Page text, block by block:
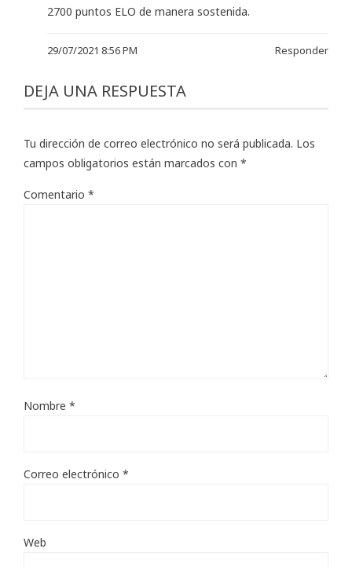
2700 puntos ELO de manera sostenida.
29/07/2021 8:56 PM Responder
DEJA UNA RESPUESTA
Tu dirección de correo electrónico no será publicada. Los
campos obligatorios están marcados con *
Comentario *
Nombre *
Correo electrónico *
Web